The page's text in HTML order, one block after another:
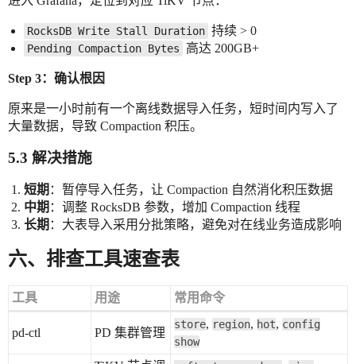
RocksDB Write Stall Duration 持续 > 0
Pending Compaction Bytes 高达 200GB+
Step 3：确认根因
原来是一小时前有一个离线数据导入任务，短时间内写入了
大量数据，导致 Compaction 积压。
5.3 解决措施
短期 ：暂停导入任务，让 Compaction 自然消化积压数据
中期 ：调整 RocksDB 参数，增加 Compaction 线程
长期 ：大表导入采用分批策略，避免对在线业务造成影响
六、排查工具速查表
工具 用途 常用命令
pd-ctl PD 集群管理
store, region, hot, config
show